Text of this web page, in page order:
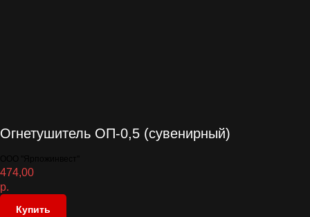
Огнетушитель ОП-0,5 (сувенирный)
474,00
р.
Купить